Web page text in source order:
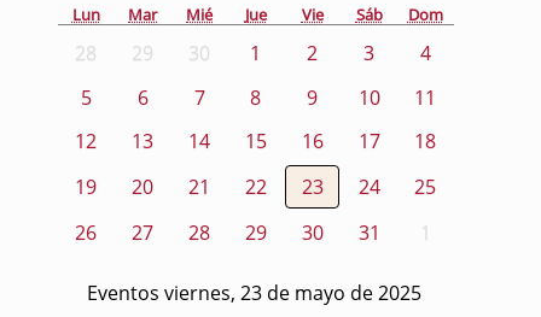
Lun Mar Mié Jue Vie Sáb Dom
28 29 30 1 2 3
4
5
6 7 8 9 10
11
12
13 14 15 16 17
18
19
20 21 22 23 24
25
26
27 28 29 30 31 1
Eventos viernes, 23 de mayo de 2025